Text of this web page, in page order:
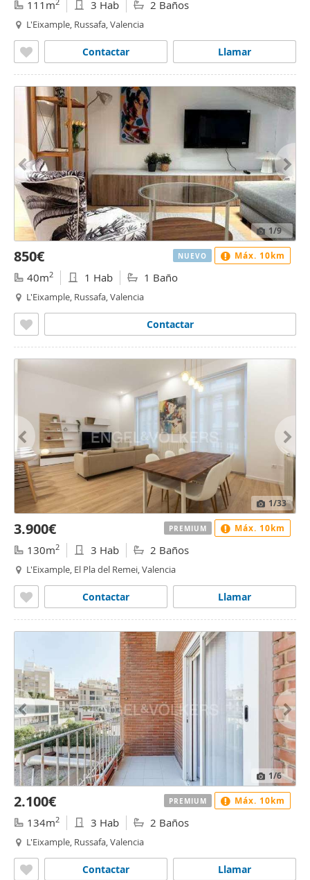
111m 3 Hab 2 Baños
L'Eixample, Russafa, Valencia
Llamar
Contactar
1/9
850€
40m2 1 Hab 1 Baño
L'Eixample, Russafa, Valencia
Contactar
NUEVO Máx. 10km
1/33
3.900€
130m2 3 Hab 2 Baños
L'Eixample, El Pla del Remei, Valencia
Llamar
Contactar
PREMIUM Máx. 10km
1/6
2.100€
134m2 3 Hab 2 Baños
L'Eixample, Russafa, Valencia
Llamar
Contactar
PREMIUM Máx. 10km